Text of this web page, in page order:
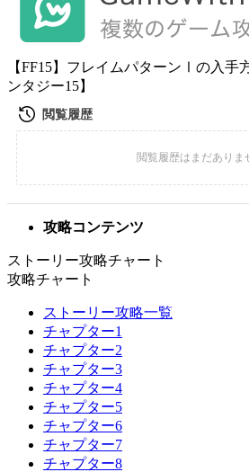
【FF15】フレイムパターンⅠの入手
ンタジー15】
攻略コンテンツ
ストーリー攻略チャート
攻略チャート
ストーリー攻略一覧
チャプター1
チャプター2
チャプター3
チャプター4
チャプター5
チャプター6
チャプター7
チャプター8